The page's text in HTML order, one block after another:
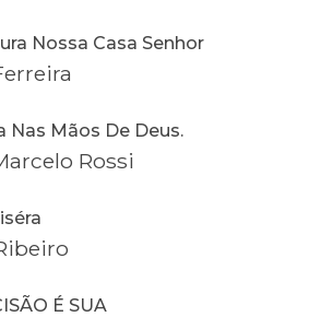
Nossa Casa Senhor
Nas Mãos De Deus.
Rossi
É SUA